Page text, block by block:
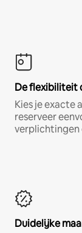
De flexibiliteit
Kies je exacte
reserveer
Duidelijke